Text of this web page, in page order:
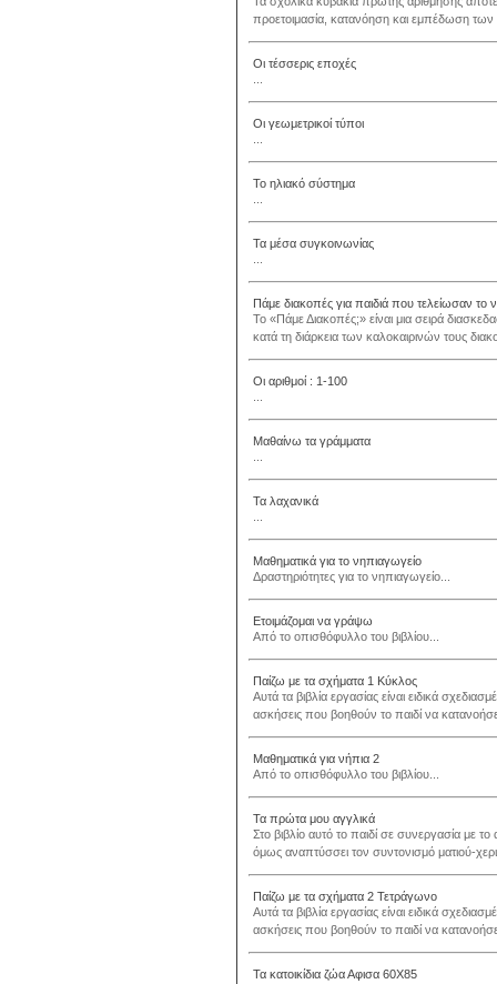
προετοιμασία, κατανόηση και εμπέδωση
Οι τέσσερις εποχές
Οι γεωμετρικοί τύποι
Το ηλιακό σύστημα
Τα μέσα συγκοινωνίας
Πάμε διακοπές για παιδιά που τελείωσαν το
Το «Πάμε Διακοπές;» είναι μια σειρά
κατά τη διάρκεια των καλοκαιρινών τους
Οι αριθμοί : 1-100
Μαθαίνω τα γράμματα
Τα λαχανικά
Μαθηματικά για το νηπιαγωγείο
Δραστηριότητες για το νηπιαγωγείο...
Ετοιμάζομαι να γράψω
Από το οπισθόφυλλο του βιβλίου...
Παίζω με τα σχήματα 1 Κύκλος
Αυτά τα βιβλία εργασίας είναι ειδικά
ασκήσεις που βοηθούν το παιδί να
Μαθηματικά για νήπια 2
Από το οπισθόφυλλο του βιβλίου...
Τα πρώτα μου αγγλικά
Στο βιβλίο αυτό το παιδί σε συνεργασία με
όμως αναπτύσσει τον συντονισμό ματιού-
Παίζω με τα σχήματα 2 Τετράγωνο
Αυτά τα βιβλία εργασίας είναι ειδικά
ασκήσεις που βοηθούν το παιδί να
Τα κατοικίδια ζώα Αφισα 60Χ85